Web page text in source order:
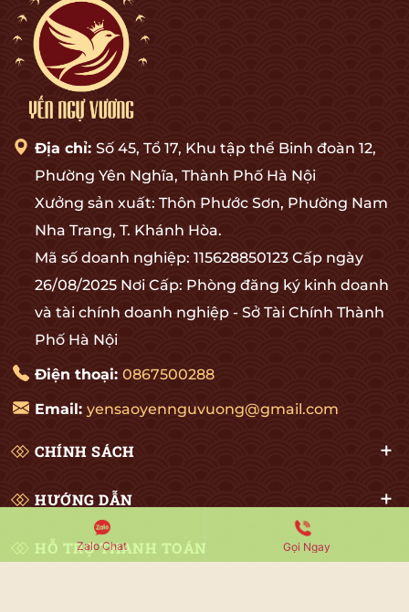
Địa chỉ: Số 45, Tổ 17, Khu tập thể Binh đoàn 12,
Phường Yên Nghĩa, Thành Phố Hà Nội
Xưởng sản xuất: Thôn Phước Sơn, Phường Nam
Nha Trang, T. Khánh Hòa.
Mã số doanh nghiệp: 115628850123 Cấp ngày
26/08/2025 Nơi Cấp: Phòng đăng ký kinh doanh
và tài chính doanh nghiệp - Sở Tài Chính Thành
Phố Hà Nội
Điện thoại: 0867500288
Email: yensaoyennguvuong@gmail.com
CHÍNH SÁCH
HƯỚNG DẪN
HỖ TRỢ THANH TOÁN
Zalo Chat Gọi Ngay